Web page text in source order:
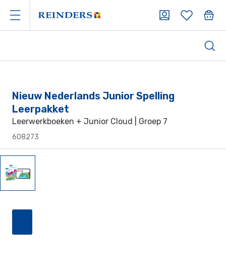
Nieuw Nederlands Junior Spelling
Leerpakket
Leerwerkboeken + Junior Cloud | Groep 7
608273